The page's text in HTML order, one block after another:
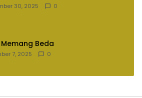
30, 2025 0
Memang Beda
7, 2025 0